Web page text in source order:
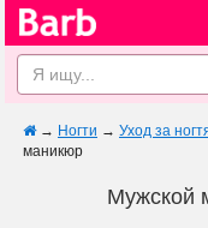
→ Ногти → Уход за
маникюр
Мужской